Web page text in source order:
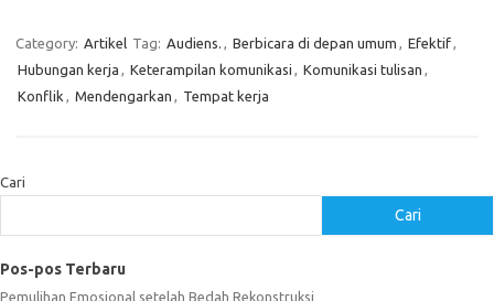
Category: Artikel Tag: Audiens. , Berbicara di depan umum , Efektif,
Hubungan kerja , Keterampilan komunikasi , Komunikasi tulisan ,
Konflik , Mendengarkan , Tempat kerja
Cari
Cari
Pos-pos Terbaru
Pemulihan Emosional setelah Bedah Rekonstruksi